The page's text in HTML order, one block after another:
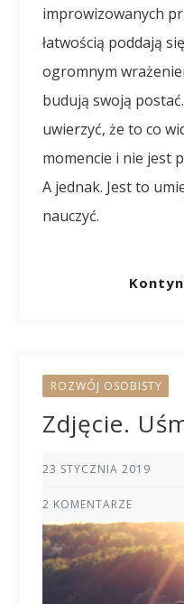
improwizowanych
łatwością poddają
ogromnym
budują swoją
uwierzyć, że to co
momencie i nie jest
A jednak. Jest to
nauczyć.
ROZWÓJ OSOBISTY
Zdjęcie.
23 STYCZNIA 2019
2 KOMENTARZE